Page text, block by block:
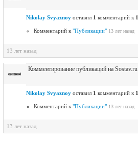
Nikolay Svyaznoy оставил 1 комментарий к 1
Комментарий к "Публикации" 13 лет назад
13 лет назад
Комментирование публикаций на Sostav.ru
Nikolay Svyaznoy оставил 1 комментарий к 1
Комментарий к "Публикации" 13 лет назад
13 лет назад